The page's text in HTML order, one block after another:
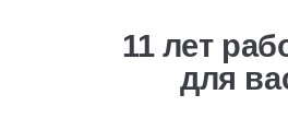
11 лет
для